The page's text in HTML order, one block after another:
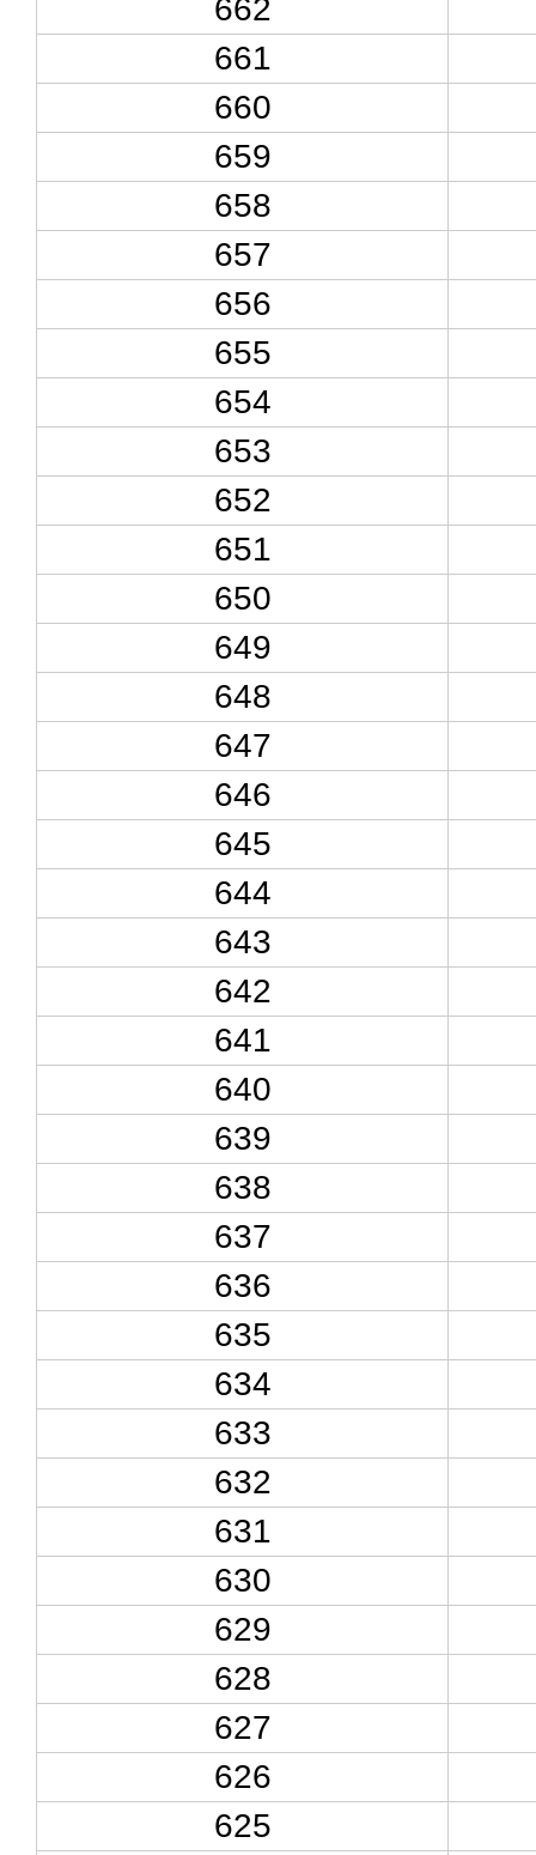
662
661
660
659
658
657
656
655
654
653
652
651
650
649
648
647
646
645
644
643
642
641
640
639
638
637
636
635
634
633
632
631
630
629
628
627
626
625